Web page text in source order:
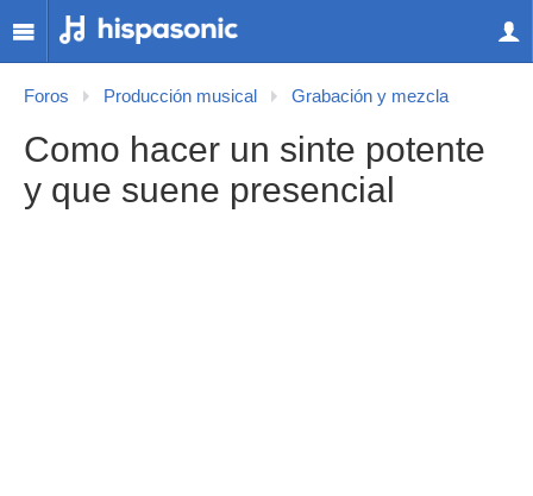
Foros Producción musical Grabación y mezcla
Como hacer un sinte potente
y que suene presencial